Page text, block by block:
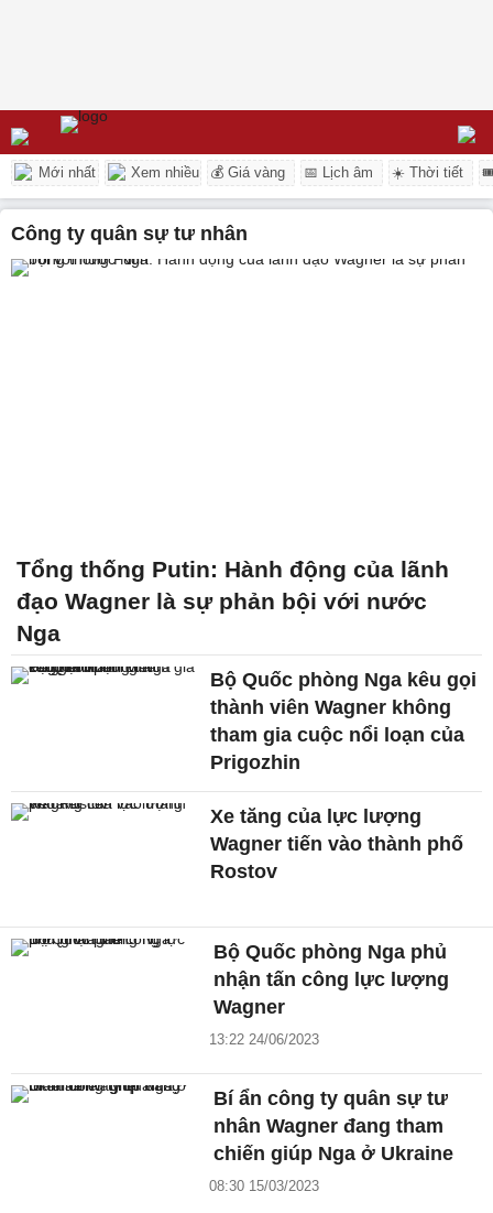
Mới nhất Xem nhiều 💰 Giá vàng 📅 Lịch âm ☀️ Thời tiết
công ty quân sự tư nhân
Tổng thống Putin: Hành động của lãnh
đạo Wagner là sự phản bội với nước
Nga
Bộ Quốc phòng Nga kêu gọi
thành viên Wagner không
tham gia cuộc nổi loạn của
Prigozhin
Xe tăng của lực lượng
Wagner tiến vào thành phố
Rostov
Bộ Quốc phòng Nga phủ
nhận tấn công lực lượng
Wagner
13:22 24/06/2023
Bí ẩn công ty quân sự tư
nhân Wagner đang tham
chiến giúp Nga ở Ukraine
08:30 15/03/2023